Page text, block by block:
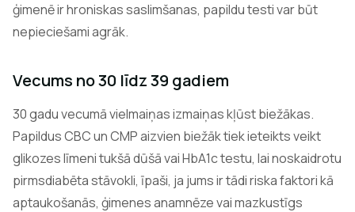
ģimenē ir hroniskas saslimšanas, papildu testi var būt
nepieciešami agrāk.
Vecums no 30 līdz 39 gadiem
30 gadu vecumā vielmaiņas izmaiņas kļūst biežākas.
Papildus CBC un CMP aizvien biežāk tiek ieteikts veikt
glikozes līmeni tukšā dūšā vai HbA1c testu, lai noskaidrotu
pirmsdiabēta stāvokli, īpaši, ja jums ir tādi riska faktori kā
aptaukošanās, ģimenes anamnēze vai mazkustīgs